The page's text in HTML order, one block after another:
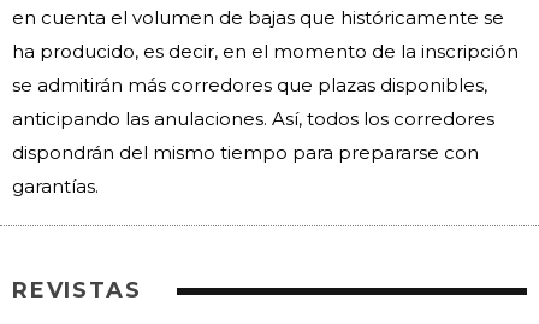
en cuenta el volumen de bajas que históricamente se
ha producido, es decir, en el momento de la inscripción
se admitirán más corredores que plazas disponibles,
anticipando las anulaciones. Así, todos los corredores
dispondrán del mismo tiempo para prepararse con
garantías.
REVISTAS